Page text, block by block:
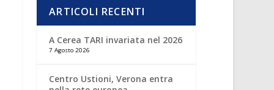
ARTICOLI RECENTI
A Cerea TARI invariata nel 2026
7 Agosto 2026
Centro Ustioni, Verona entra